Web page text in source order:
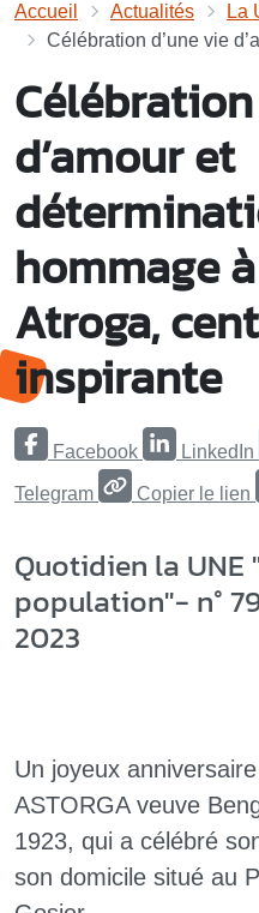
Accueil Actualités
La
Célébration d’une vie
d’amour et
hommage
Atroga,
inspirante
Facebook LinkedIn
Telegram Copier le lien
Quotidien la UNE
population"- n°
2023
Un joyeux
ASTORGA veuve
1923, qui a célébré
son domicile situé au